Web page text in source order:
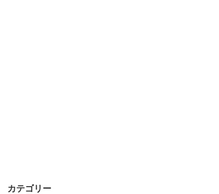
カテゴリー